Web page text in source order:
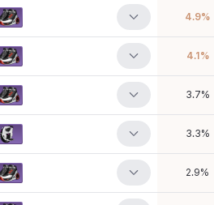
4.9%
4.1 %
3.7%
3.3%
2.9%